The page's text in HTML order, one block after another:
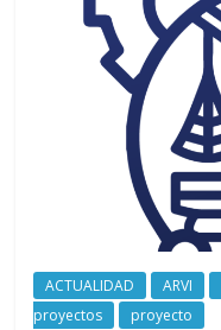
ACTUALIDAD ARVI
proyectos
proyecto